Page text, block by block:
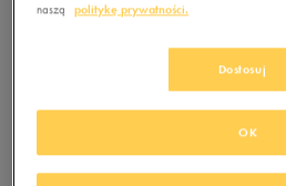
+ 300 PKT WKLUBIE 50 STYLE
naszą
politykę prywatności.
Dostosuj
OK